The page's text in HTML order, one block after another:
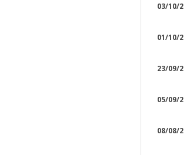
03/10/
01/10/
23/09/
05/09/
08/08/